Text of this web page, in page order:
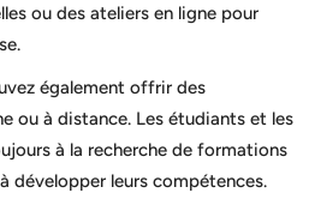
ou des ateliers en ligne pour
également offrir des
ou à distance. Les étudiants et les
à la recherche de formations
développer leurs compétences.